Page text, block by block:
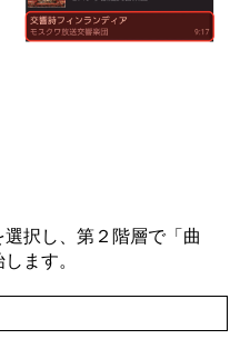
択し、第２階層で「曲
ます。